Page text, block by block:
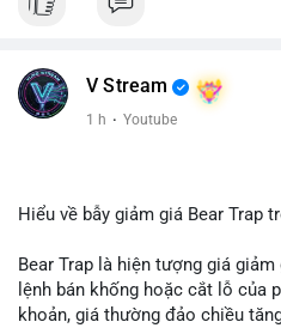
V Stream
1 h · Youtube
Hiểu về bẫy giảm giá Bear Trap
Bear Trap là hiện tượng giá
lệnh bán khống hoặc cắt lỗ của
khoản, giá thường đảo chiều